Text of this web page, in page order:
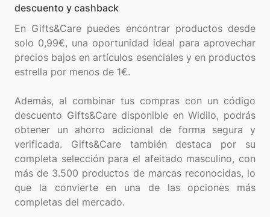
descuento y cashback
En Gifts&Care puedes encontrar productos desde
solo 0,99€, una oportunidad ideal para aprovechar
precios bajos en artículos esenciales y en productos
estrella por menos de 1€.
Además, al combinar tus compras con un código
descuento Gifts&Care disponible en Widilo, podrás
obtener un ahorro adicional de forma segura y
verificada. Gifts&Care también destaca por su
completa selección para el afeitado masculino, con
más de 3.500 productos de marcas reconocidas, lo
que la convierte en una de las opciones más
completas del mercado.